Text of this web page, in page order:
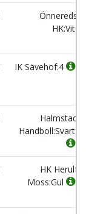
Önnereds
HK:Vit
IK Sävehof:4
Halmstad
Handboll:Svart
HK Herulf
Moss:Gul